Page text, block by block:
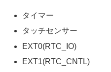
タイマー
タッチセンサー
EXT0(RTC_IO)
EXT1(RTC_CNTL)